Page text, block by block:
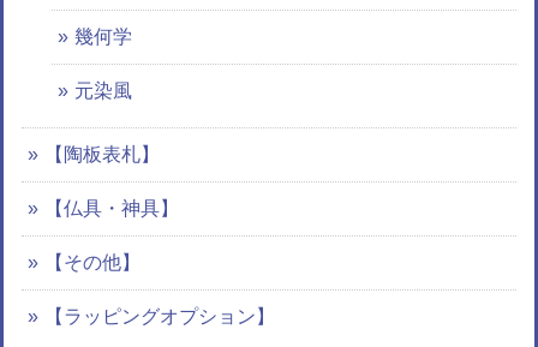
幾何学
元染風
【陶板表札】
【仏具・神具】
【その他】
【ラッピングオプション】